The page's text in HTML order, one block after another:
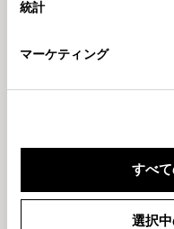
「Cookie（クッキー）情
統計
マーケティング
すべ
選択
もっとみる